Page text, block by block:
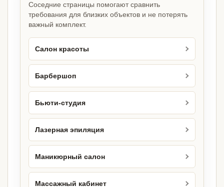
Соседние страницы помогают сравнить
требования для близких объектов и не потерять
важный комплект.
Салон красоты
Барбершоп
Бьюти-студия
Лазерная эпиляция
Маникюрный салон
Массажный кабинет